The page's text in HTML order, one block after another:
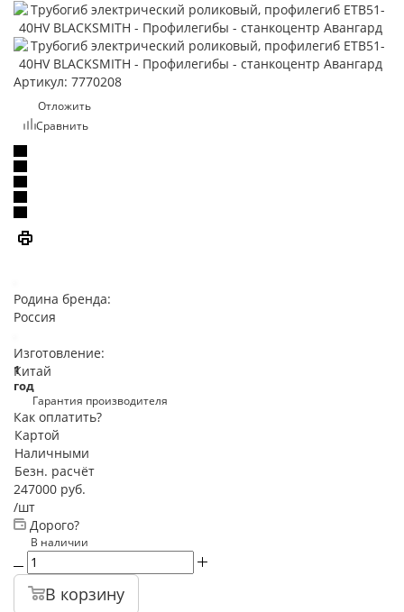
Артикул: 7770208
Отложить
Сравнить
Родина бренда:
Россия
Изготовление:
Китай
1
год
Гарантия производителя
Как оплатить?
Картой
Наличными
Безн. расчёт
247000 руб.
/шт
Дорого?
В наличии
В корзину